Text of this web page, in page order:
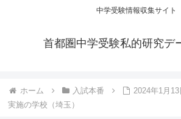
中学受験情報収集サイト
首都圏中学受験私的研究デ
ホーム 入試本番
2024年1月
実施の学校（埼玉）